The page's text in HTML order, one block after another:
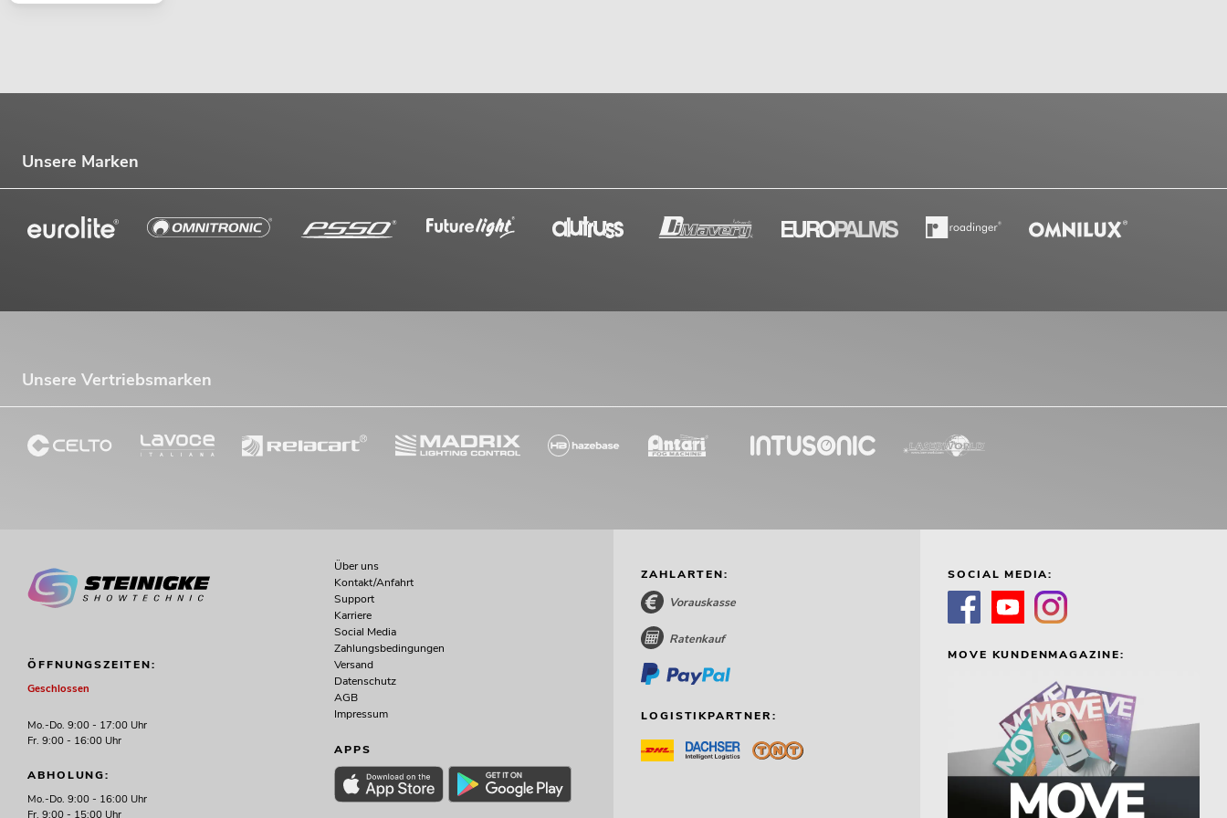
Unsere Marken
Unsere Vertriebsmarken
ÖFFNUNGSZEITEN:
Geschlossen
Mo.-Do. 9:00 - 17:00 Uhr
Fr. 9:00 - 16:00 Uhr
ABHOLUNG:
Mo.-Do. 9:00 - 16:00 Uhr
Fr. 9:00 - 15:00 Uhr
Über uns
Kontakt/Anfahrt
Support
Karriere
Social Media
Zahlungsbedingungen
Versand
Datenschutz
AGB
Impressum
APPS
ZAHLARTEN:
Vorauskasse
Ratenkauf
LOGISTIKPARTNER:
SOCIAL MEDIA:
MOVE KUNDENMAGAZINE: